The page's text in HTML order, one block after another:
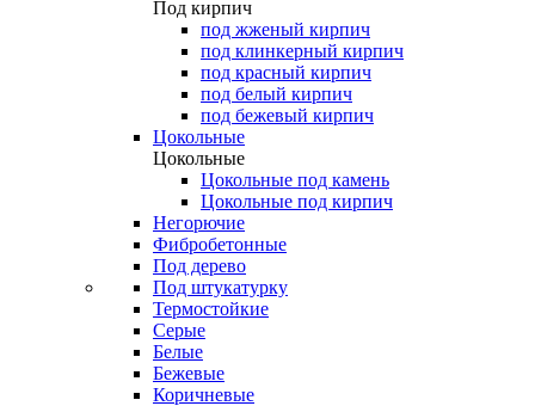
Под кирпич
под жженый кирпич
под клинкерный кирпич
под красный кирпич
под белый кирпич
под бежевый кирпич
Цокольные
Цокольные
Цокольные под камень
Цокольные под кирпич
Негорючие
Фибробетонные
Под дерево
Под штукатурку
Термостойкие
Серые
Белые
Бежевые
Коричневые